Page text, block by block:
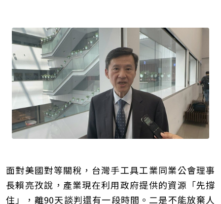
面對美國對等關稅，台灣手工具工業同業公會理事
長賴亮孜說，產業現在利用政府提供的資源「先撐
住」，離90天談判還有一段時間。二是不能放棄人